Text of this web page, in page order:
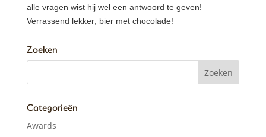
alle vragen wist hij wel een antwoord te geven!
Verrassend lekker; bier met chocolade!
Zoeken
Categorieën
Awards